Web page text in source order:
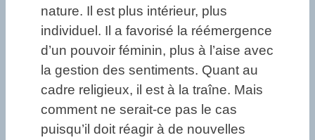
nature. Il est plus intérieur, plus
individuel. Il a favorisé la réémergence
d’un pouvoir féminin, plus à l’aise avec
la gestion des sentiments. Quant au
cadre religieux, il est à la traîne. Mais
comment ne serait-ce pas le cas
puisqu’il doit réagir à de nouvelles